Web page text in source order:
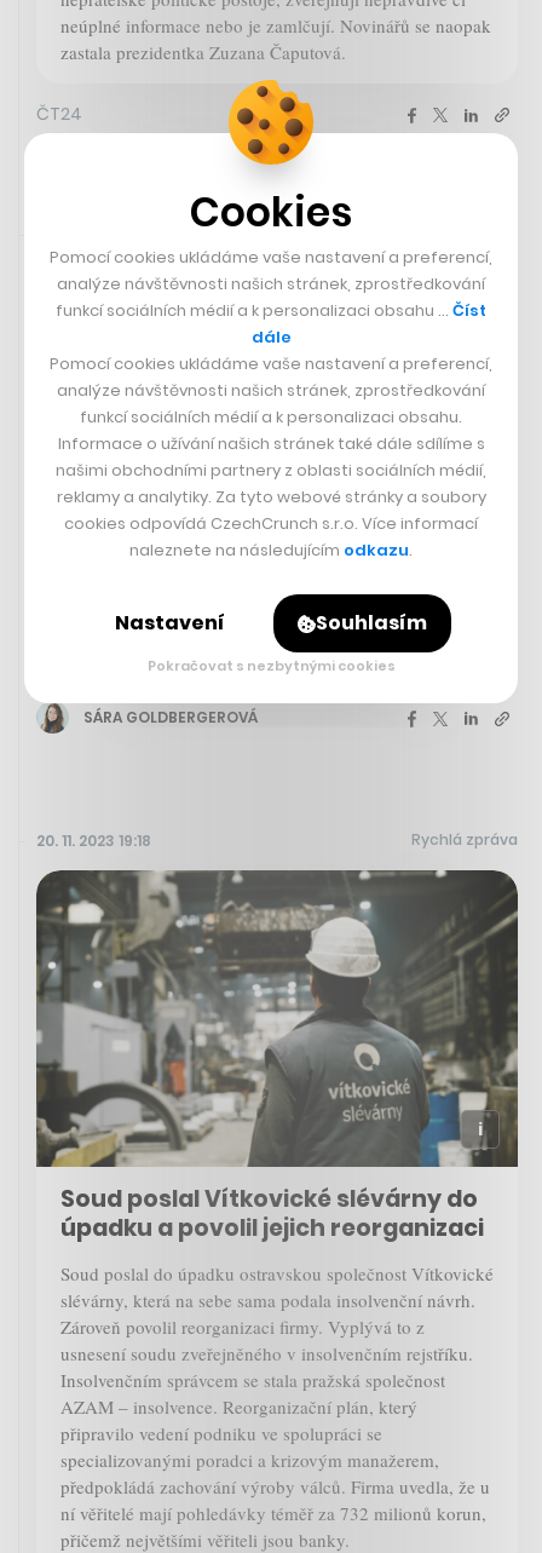
neúplné informace nebo je zamlčují. Novinářů se naopak
zastala prezidentka Zuzana Čaputová.
ČT24
Lidé pro něj vybrali přes 150 milionů.
Rodina oznámila, že Martínek
podstoupí léčbu ve Francii
SÁRA GOLDBERGEROVÁ
20. 11. 2023 19:18 Rychlá zpráva
Soud poslal Vítkovické slévárny do
úpadku a povolil jejich reorganizaci
Soud poslal do úpadku ostravskou společnost Vítkovické
slévárny, která na sebe sama podala insolvenční návrh.
Zároveň povolil reorganizaci firmy. Vyplývá to z
usnesení soudu zveřejněného v insolvenčním rejstříku.
Insolvenčním správcem se stala pražská společnost
AZAM – insolvence. Reorganizační plán, který
připravilo vedení podniku ve spolupráci se
specializovanými poradci a krizovým manažerem,
předpokládá zachování výroby válců. Firma uvedla, že u
ní věřitelé mají pohledávky téměř za 732 milionů korun,
přičemž největšími věřiteli jsou banky.
Cookies
Pomocí cookies ukládáme vaše nastavení a preferencí,
analýze návštěvnosti našich stránek, zprostředkování
funkcí sociálních médií a k personalizaci obsahu … Číst
dále
Pomocí cookies ukládáme vaše nastavení a preferencí,
analýze návštěvnosti našich stránek, zprostředkování
funkcí sociálních médií a k personalizaci obsahu.
Informace o užívání našich stránek také dále sdílíme s
našimi obchodními partnery z oblasti sociálních médií,
reklamy a analytiky. Za tyto webové stránky a soubory
cookies odpovídá CzechCrunch s.r.o. Více informací
naleznete na následujícím odkazu.
Nastavení Souhlasím
Pokračovat s nezbytnými cookies